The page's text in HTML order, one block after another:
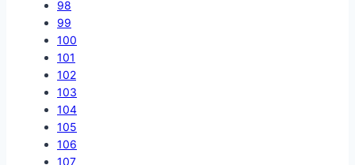
98
99
100
101
102
103
104
105
106
107